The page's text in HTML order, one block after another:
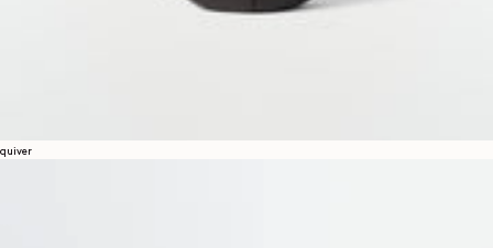
quiver